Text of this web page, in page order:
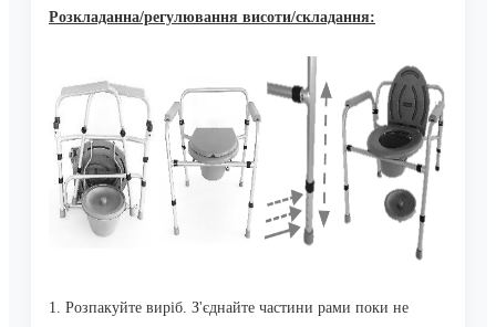
Розкладанна/регулювання висоти/складання:
1. Розпакуйте виріб. З'єднайте частини рами поки не